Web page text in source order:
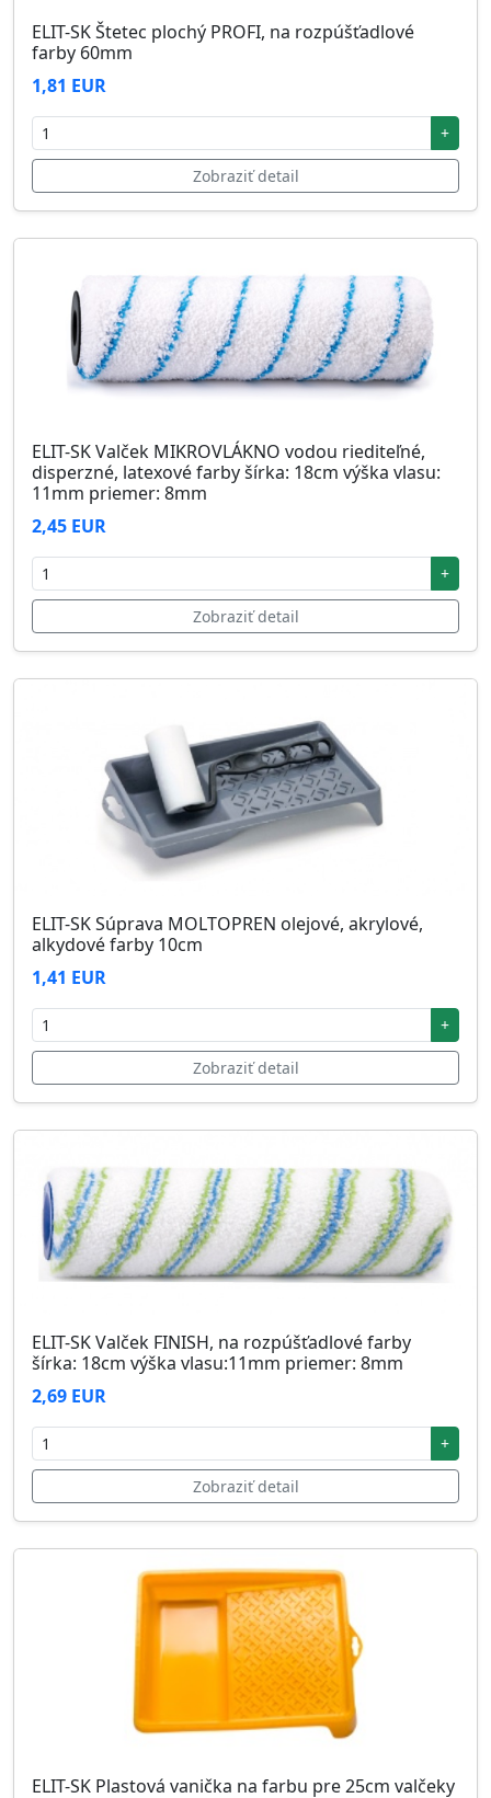
ELIT-SK Štetec plochý PROFI, na rozpúšťadlové
farby 60mm
1,81 EUR
+
Zobraziť detail
ELIT-SK Valček MIKROVLÁKNO vodou riediteľné,
disperzné, latexové farby šírka: 18cm výška vlasu:
11mm priemer: 8mm
2,45 EUR
+
Zobraziť detail
ELIT-SK Súprava MOLTOPREN olejové, akrylové,
alkydové farby 10cm
1,41 EUR
+
Zobraziť detail
ELIT-SK Valček FINISH, na rozpúšťadlové farby
šírka: 18cm výška vlasu:11mm priemer: 8mm
2,69 EUR
+
Zobraziť detail
ELIT-SK Plastová vanička na farbu pre 25cm valčeky